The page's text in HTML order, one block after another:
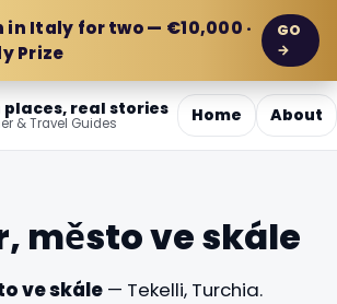
in Italy for two — €10,000 ·
Prize
GO
→
places, real stories
& Travel Guides Home About
město ve skále
ve skále — Tekelli, Turchia.